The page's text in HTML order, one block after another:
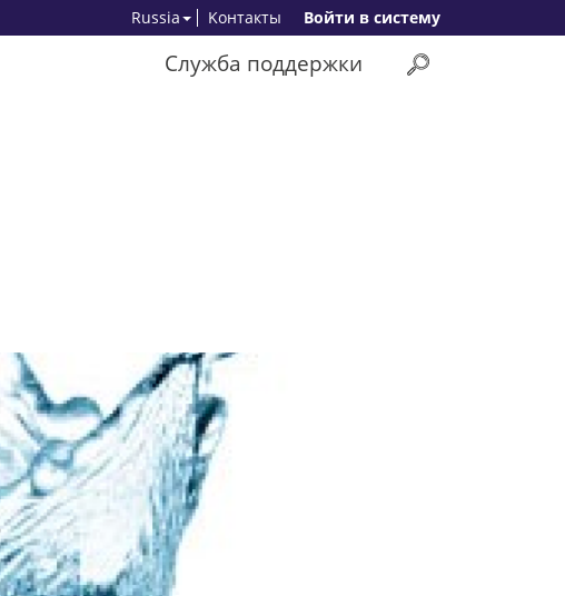
Bойти в систему
Kонтакты
Russia
Служба поддержки